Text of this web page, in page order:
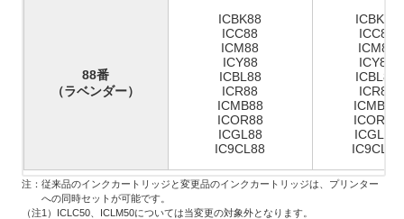
88番
（ラベンダー）
ICBK88
ICC88
ICM88
ICY88
ICBL88
ICR88
ICMB88
ICOR88
ICGL88
IC9CL88
注：従来品のインクカートリッジと変更品のインクカートリッジは、プリンター
への同時セットが可能です。
（注1）ICLC50、ICLM50については当変更の対象外となります。